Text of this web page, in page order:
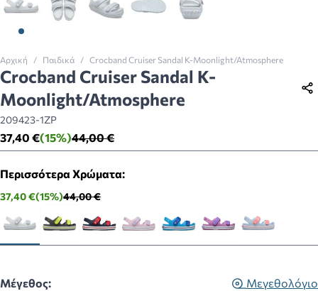
Αρχική / Παιδικά / Crocband Cruiser Sandal K-Moonlight/Atmosphere
Crocband Cruiser Sandal K-
Moonlight/Atmosphere
209423-1ZP
44,00 €
(15%)
37,40 €
Περισσότερα Χρώματα:
37,40 €(15%)44,00 €
Μέγεθος: Μεγεθολόγιο